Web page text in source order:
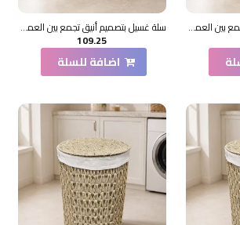
سلة غسيل بتصميم أنيق تجمع بين العملية والطابع الديكوري سلة غسيل بتصميم أنيق تجمع بين العملية والطابع الديكوري
109.25
اضافة للسلة